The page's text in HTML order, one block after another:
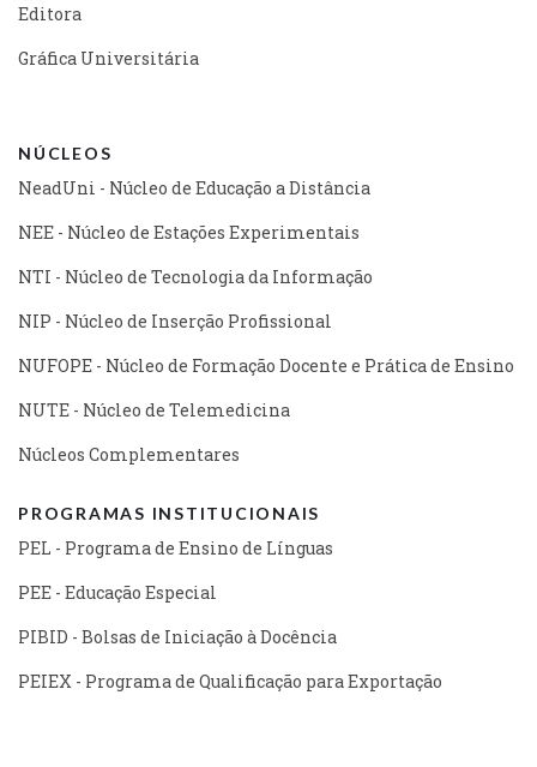
Editora
Gráfica Universitária
NÚCLEOS
NeadUni - Núcleo de Educação a Distância
NEE - Núcleo de Estações Experimentais
NTI - Núcleo de Tecnologia da Informação
NIP - Núcleo de Inserção Profissional
NUFOPE - Núcleo de Formação Docente e Prática de Ensino
NUTE - Núcleo de Telemedicina
Núcleos Complementares
PROGRAMAS INSTITUCIONAIS
PEL - Programa de Ensino de Línguas
PEE - Educação Especial
PIBID - Bolsas de Iniciação à Docência
PEIEX - Programa de Qualificação para Exportação